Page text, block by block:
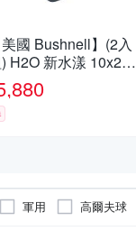
美國 Bushnell】(2入
H2O 新水漾 10x25m
防水輕便型雙筒望遠
軍用 高爾夫球